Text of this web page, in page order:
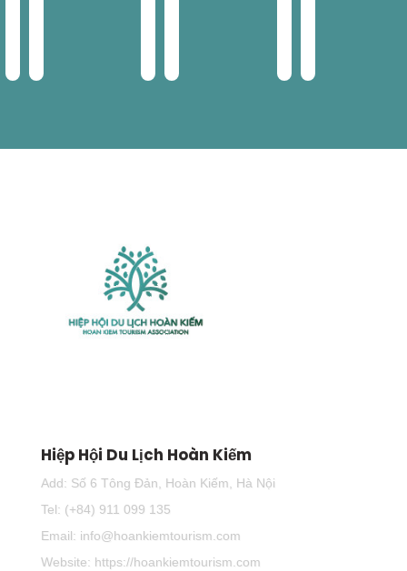
Hiệp Hội Du Lịch Hoàn Kiếm
Add: Số 6 Tông Đản, Hoàn Kiếm, Hà Nội
Tel: (+84) 911 099 135
Email: info@hoankiemtourism.com
Website: https://hoankiemtourism.com